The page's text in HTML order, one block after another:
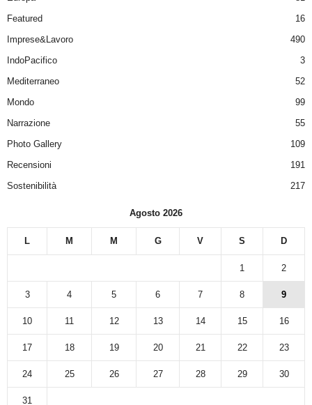
Featured
16
Imprese&Lavoro
490
IndoPacifico
3
Mediterraneo
52
Mondo
99
Narrazione
55
Photo Gallery
109
Recensioni
191
Sostenibilità
217
Agosto 2026
L M M G V S D
1 2
3 4 5 6 7 8 9
10 11 12 13 14 15 16
17 18 19 20 21 22 23
24 25 26 27 28 29 30
31